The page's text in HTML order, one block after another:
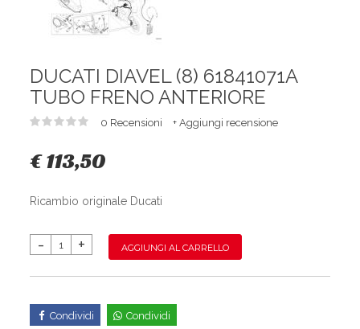
DUCATI DIAVEL (8) 61841071A
TUBO FRENO ANTERIORE
0 Recensioni + Aggiungi recensione
€ 113,50
Ricambio originale Ducati
AGGIUNGI AL CARRELLO
Condividi Condividi